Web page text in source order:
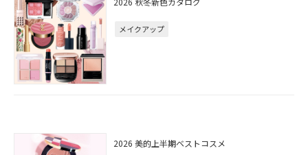
メイクアップ
2026 美的上半期ベストコスメ